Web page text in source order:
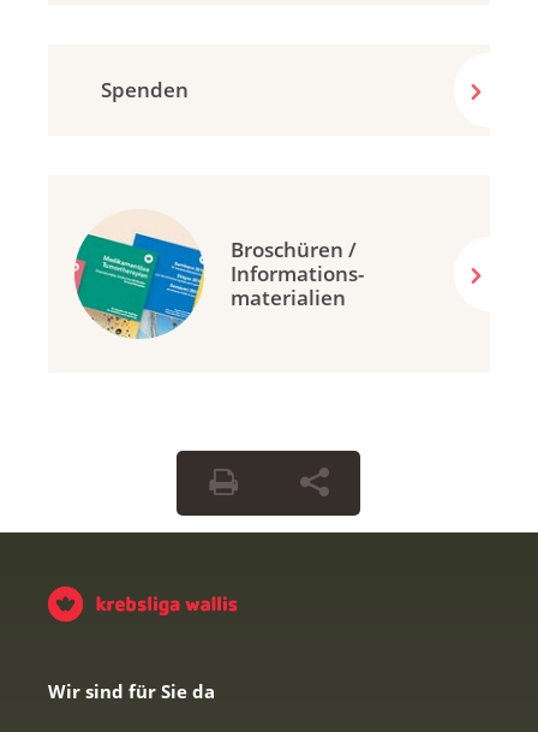
Spenden
Broschüren /
Informations-
materialien
Wir sind für Sie da